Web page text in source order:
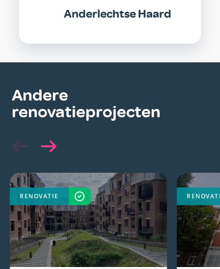
Anderlechtse Haard
Andere
renovatieprojecten
RENOVATIE VOLTOOID